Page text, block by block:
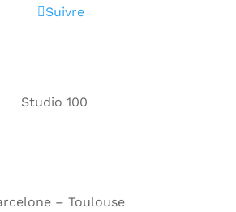
Suivre
Studio 100
– Toulouse